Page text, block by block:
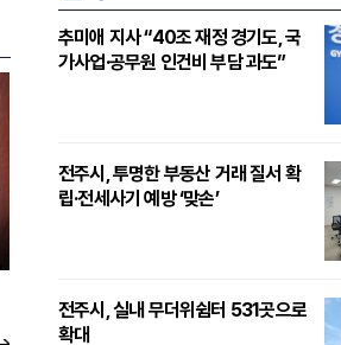
추미애 지사 “40조 재정 경기도, 국
가사업·공무원 인건비 부담 과도”
전주시, 투명한 부동산 거래 질서 확
립·전세사기 예방 ‘맞손’
전주시, 실내 무더위쉼터 531곳으로
확대